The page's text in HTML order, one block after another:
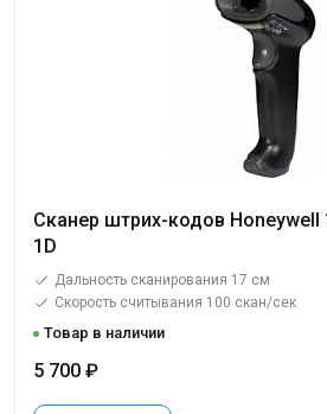
Сканер штрих-кодов Honeywell
1D
Дальность сканирования 17 см
Скорость считывания 100 скан/сек
Товар в наличии
5 700 ₽